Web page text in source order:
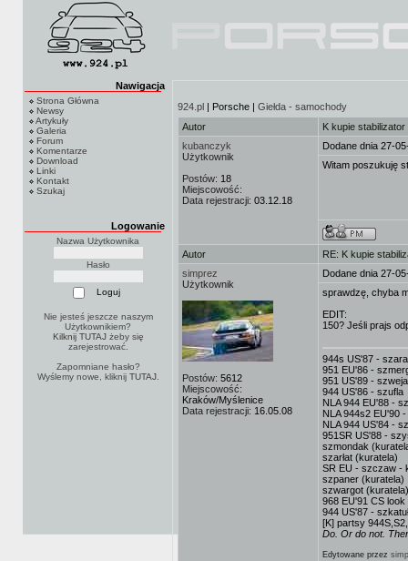
Nawigacja
Strona Główna
Newsy
Artykuły
Galeria
Forum
Komentarze
Download
Linki
Kontakt
Szukaj
Logowanie
Nazwa Użytkownika
Hasło
Nie jesteś jeszcze naszym
Użytkownikiem?
Kilknij TUTAJżeby się
zarejestrować.
Zapomniane hasło?
Wyślemy nowe, kliknij TUTAJ.
924.pl | Porsche | Giełda - samochody
Autor
K kupie
kubanczyk
Użytkownik
Postów: 18
Miejscowość:
Data rejestracji: 03.12.18
Dodane dnia 27-
Witam poszukuję
Autor
RE: K kupie
simprez
Użytkownik
Postów: 5612
Miejscowość:
Kraków/Myślenice
Data rejestracji: 16.05.08
Dodane dnia 27-
sprawdzę, chyba
EDIT:
150? Jeśli prajs
944s US'87 -
951 EU'86 -
951 US'89 - szweja
944 US'86 - szufla
NLA 944 EU'88 -
NLA 944s2 EU'90
NLA 944 US'84 -
951SR US'88 -
szmondak
szarłat (kuratela)
SR EU - szczaw -
szpaner (kuratela)
szwargot (kuratela)
968 EU'91 CS
944 US'87 -
[K] partsy
Do. Or do not.
Edytowane przez